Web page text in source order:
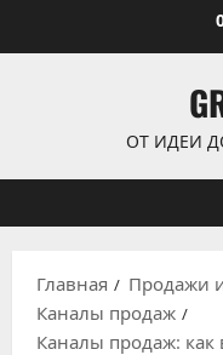
ОТ ИДЕИ
Главная
Продажи
Каналы продаж
Каналы продаж: как